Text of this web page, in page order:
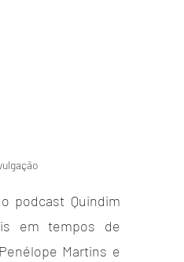
podcast Quindim
em tempos de
Martins e